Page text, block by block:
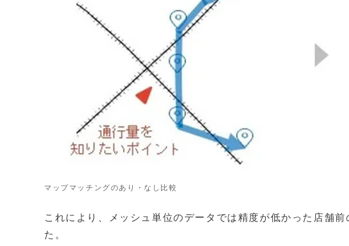
マップマッチングのあり・なし比較
これにより、メッシュ単位のデータでは精度が低かった店舗
た。